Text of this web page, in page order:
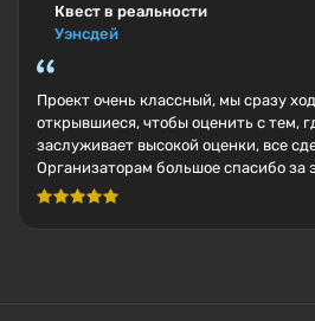
Квест в реальности
Уэнсдей
Проект очень классный, мы сразу
открывшиеся, чтобы оценить с тем,
заслуживает высокой оценки, все
Организаторам большое спасибо за